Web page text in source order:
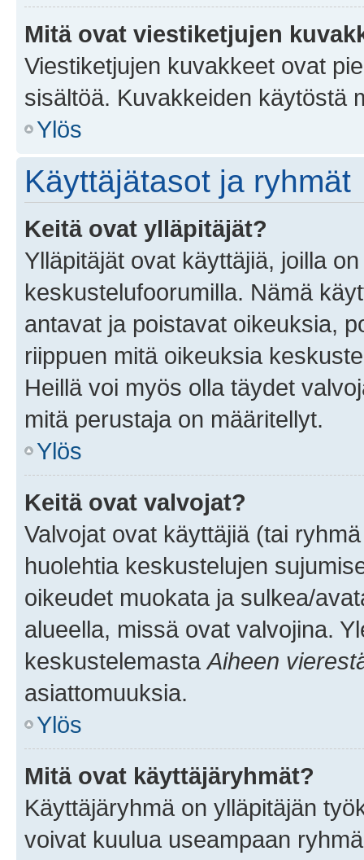
Mitä ovat viestiketjujen
Viestiketjujen kuvakkeet ovat
sisältöä. Kuvakkeiden käytöstä
Ylös
Käyttäjätasot ja ryhmät
Keitä ovat ylläpitäjät?
Ylläpitäjät ovat käyttäjiä, joilla
keskustelufoorumilla. Nämä
antavat ja poistavat oikeuksia,
riippuen mitä oikeuksia
Heillä voi myös olla täydet
mitä perustaja on määritellyt.
Ylös
Keitä ovat valvojat?
Valvojat ovat käyttäjiä (tai
huolehtia keskustelujen
oikeudet muokata ja sulkea/
alueella, missä ovat valvojina.
keskustelemasta Aiheen
asiattomuuksia.
Ylös
Mitä ovat käyttäjäryhmät?
Käyttäjäryhmä on ylläpitäjän
voivat kuulua useampaan